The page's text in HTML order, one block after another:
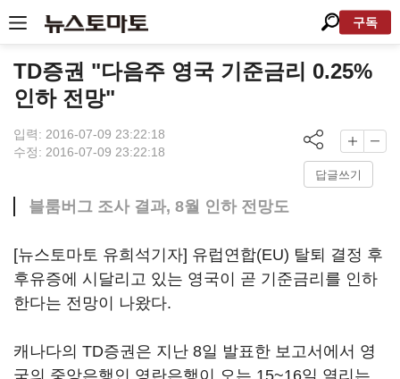
구독
TD증권 "다음주 영국 기준금리 0.25%
인하 전망"
입력: 2016-07-09 23:22:18
수정: 2016-07-09 23:22:18
답글쓰기
블룸버그 조사 결과, 8월 인하 전망도
[뉴스토마토 유희석기자] 유럽연합(EU) 탈퇴 결정 후
후유증에 시달리고 있는 영국이 곧 기준금리를 인하
한다는 전망이 나왔다.
캐나다의 TD증권은 지난 8일 발표한 보고서에서 영
국의 중앙은행인 영란은행이 오는 15~16일 열리는